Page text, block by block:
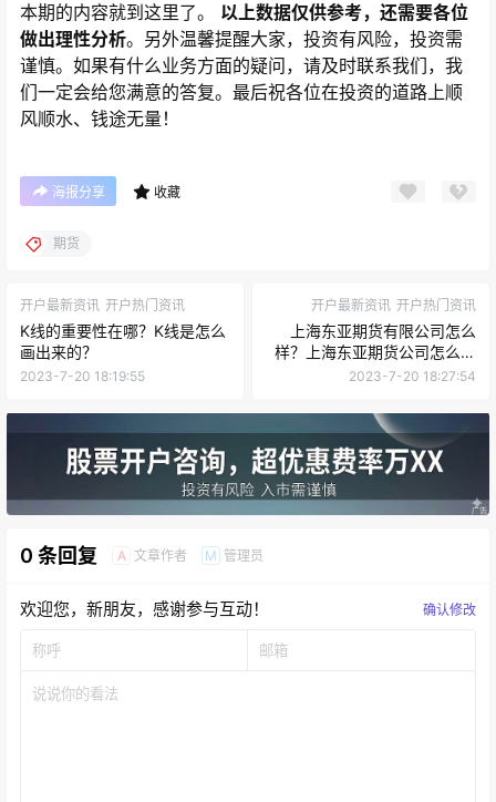
本期的内容就到这里了。 以上数据仅供参考，还需要各位
做出理性分析。另外温馨提醒大家，投资有风险，投资需
谨慎。如果有什么业务方面的疑问，请及时联系我们，我
们一定会给您满意的答复。最后祝各位在投资的道路上顺
风顺水、钱途无量！
海报分享 收藏
期货
开户最新资讯 开户热门资讯
K线的重要性在哪？K线是怎么
画出来的？
2023-7-20 18:19:55
开户最新资讯 开户热门资讯
上海东亚期货有限公司怎么
样？上海东亚期货公司怎么开
户？
2023-7-20 18:27:54
0 条回复 A 文章作者 M 管理员
欢迎您，新朋友，感谢参与互动！ 确认修改